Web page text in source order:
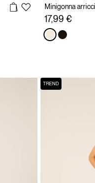
Minigonna
17,99 €
TREND